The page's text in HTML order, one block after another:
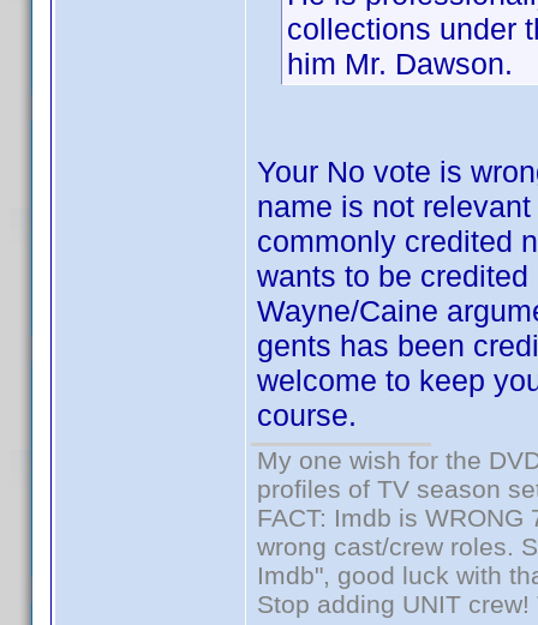
collections under
him Mr. Dawson.
Your No vote is
name is not
commonly credited
wants to be
Wayne/Caine
gents has been
welcome to keep
course.
My one wish for the
profiles of TV season
FACT: Imdb is
wrong cast/crew roles.
Imdb", good luck with
Stop adding UNIT